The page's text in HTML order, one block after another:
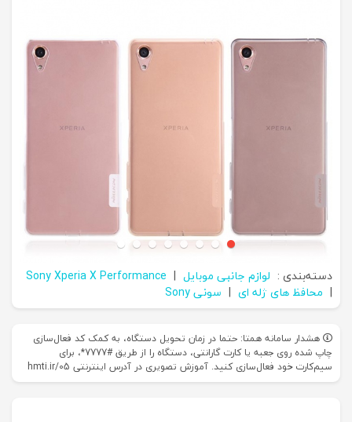
دسته‌بندی : لوازم جانبی موبایل |
Sony Xperia X Performance
| محافظ های ژله‌ ای | سونی Sony
هشدار سامانه همتا: حتما در زمان تحویل دستگاه، به کمک کد فعال‌سازی
چاپ شده روی جعبه یا کارت گارانتی، دستگاه را از طریق #7777*، برای
سیم‌کارت خود فعال‌سازی کنید. آموزش تصویری در آدرس اینترنتی hmti.ir/05